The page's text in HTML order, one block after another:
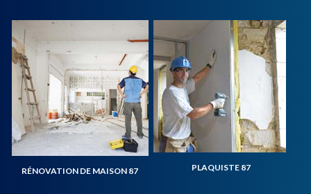
RÉNOVATION DE MAISON 87 PLAQUISTE 87